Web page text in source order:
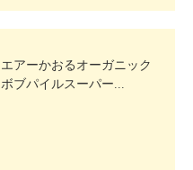
エアーかおるオーガニック
ボブパイルスーパー...